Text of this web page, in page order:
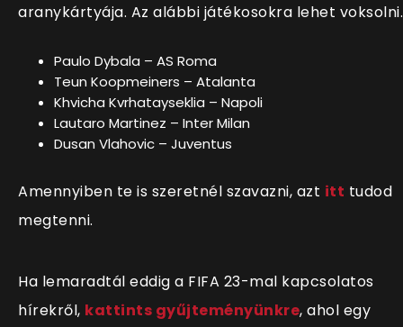
aranykártyája. Az alábbi játékosokra lehet voksolni.
Paulo Dybala – AS Roma
Teun Koopmeiners – Atalanta
Khvicha Kvrhatayseklia – Napoli
Lautaro Martinez – Inter Milan
Dusan Vlahovic – Juventus
Amennyiben te is szeretnél szavazni, azt itt tudod
megtenni.
Ha lemaradtál eddig a FIFA 23-mal kapcsolatos
hírekről, kattints gyűjteményünkre, ahol egy